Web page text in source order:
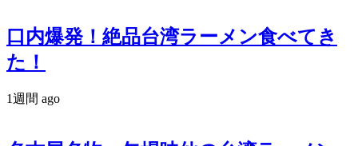
口内爆発！絶品台湾ラーメン食べてき
た！
1週間 ago